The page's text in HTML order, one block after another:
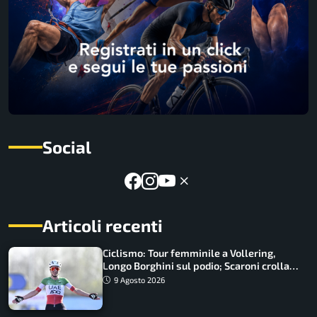
Social
Articoli recenti
Ciclismo: Tour femminile a Vollering,
Longo Borghini sul podio; Scaroni crolla
in Polonia
9 Agosto 2026